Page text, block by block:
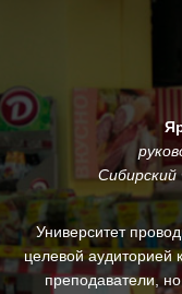
Университет
целевой аудиторией
преподаватели,